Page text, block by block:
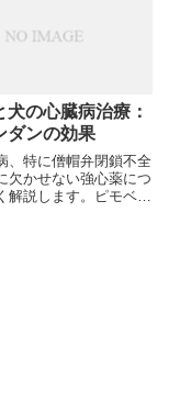
犬の心臓病治療：
ダンの効果
、特に僧帽弁閉鎖不全
欠かせない強心薬につ
解説します。ピモベン